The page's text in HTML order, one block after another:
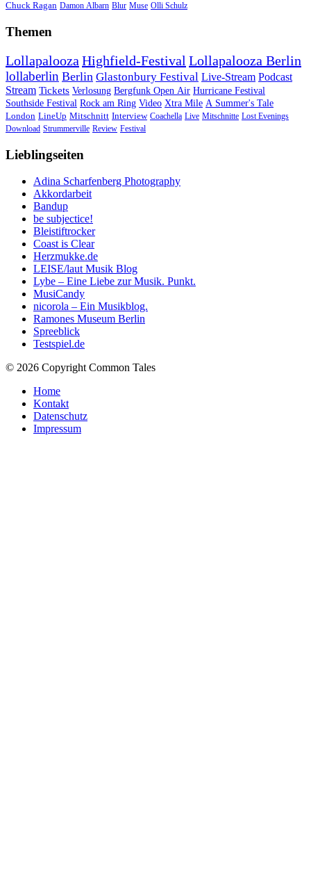
Chuck Ragan Damon Albarn Blur Muse Olli Schulz
Themen
Lollapalooza Highfield-Festival Lollapalooza Berlin
lollaberlin Berlin Glastonbury Festival Live-Stream Podcast
Stream Tickets Verlosung Bergfunk Open Air Hurricane Festival
Southside Festival Rock am Ring Video Xtra Mile A Summer's Tale
London LineUp Mitschnitt Interview Coachella Live Mitschnitte Lost Evenings
Download Strummerville Review Festival
Lieblingseiten
Adina Scharfenberg Photography
Akkordarbeit
Bandup
be subjectice!
Bleistiftrocker
Coast is Clear
Herzmukke.de
LEISE/laut Musik Blog
Lybe – Eine Liebe zur Musik. Punkt.
MusiCandy
nicorola – Ein Musikblog.
Ramones Museum Berlin
Spreeblick
Testspiel.de
© 2026 Copyright Common Tales
Home
Kontakt
Datenschutz
Impressum